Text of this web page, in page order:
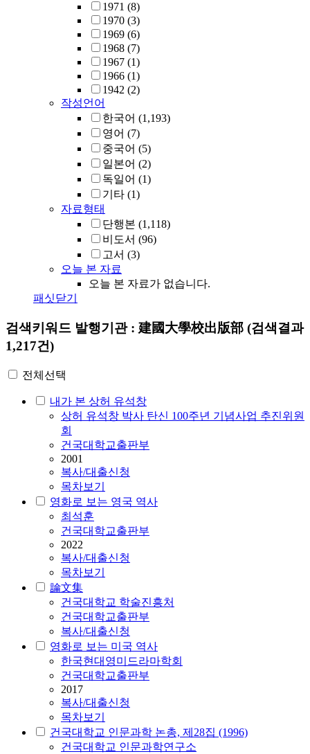
1971 (8)
1970 (3)
1969 (6)
1968 (7)
1967 (1)
1966 (1)
1942 (2)
작성언어
한국어 (1,193)
영어 (7)
중국어 (5)
일본어 (2)
독일어 (1)
기타 (1)
자료형태
단행본 (1,118)
비도서 (96)
고서 (3)
오늘 본 자료
오늘 본 자료가 없습니다.
패싯닫기
검색키워드 발행기관 : 建國大學校出版部 (검색결과
1,217건)
전체선택
내가 본 상허 유석창
상허 유석창 박사 탄신 100주년 기념사업 추진위원
회
건국대학교출판부
2001
복사/대출신청
목차보기
영화로 보는 영국 역사
최석훈
건국대학교출판부
2022
복사/대출신청
목차보기
論文集
건국대학교 학술진흥처
건국대학교출판부
복사/대출신청
영화로 보는 미국 역사
한국현대영미드라마학회
건국대학교출판부
2017
복사/대출신청
목차보기
건국대학교 인문과학 논총, 제28집 (1996)
건국대학교 인문과학연구소